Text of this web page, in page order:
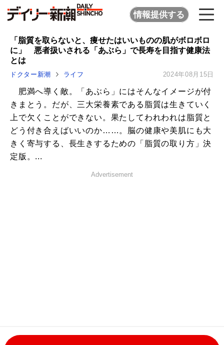
情報提供する
「脂質を取らないと、痩せたはいいものの肌がボロボロ
に」 悪者扱いされる「あぶら」で長寿を目指す健康法
とは
ドクター新潮 ライフ 2024年08月15日
肥満へ導く敵。「あぶら」にはそんなイメージが付
きまとう。だが、三大栄養素である脂質は生きていく
上で欠くことができない。果たしてわれわれは脂質と
どう付き合えばいいのか……。脳の健康や美肌にも大
きく寄与する、長生きするための「脂質の取り方」決
定版。...
Advertisement